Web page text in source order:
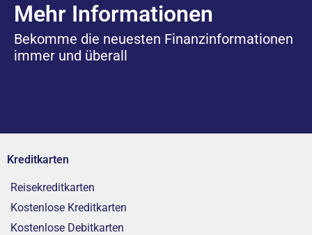
Mehr Informationen
Bekomme die neuesten Finanzinformationen
immer und überall
Kreditkarten
Reisekreditkarten
Kostenlose Kreditkarten
Kostenlose Debitkarten